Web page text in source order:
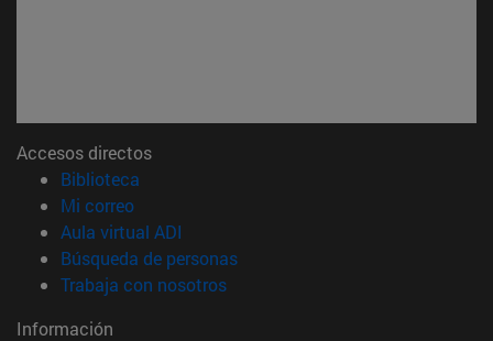
Accesos directos
Biblioteca
Mi correo(abre en nueva ventana)
Aula virtual ADI
Búsqueda de personas(abre en nueva ventana)
Trabaja con nosotros(abre en nueva ventana)
Información